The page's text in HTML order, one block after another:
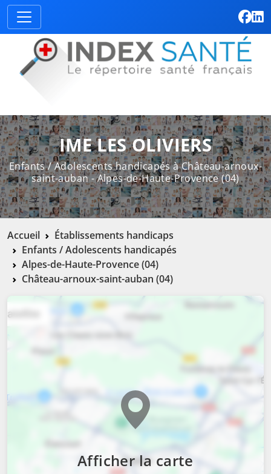
IME LES OLIVIERS
Enfants / Adolescents handicapés à Château-arnoux-
saint-auban - Alpes-de-Haute-Provence (04)
Accueil
Établissements handicaps
Enfants / Adolescents handicapés
Alpes-de-Haute-Provence (04)
Château-arnoux-saint-auban (04)
Afficher la carte